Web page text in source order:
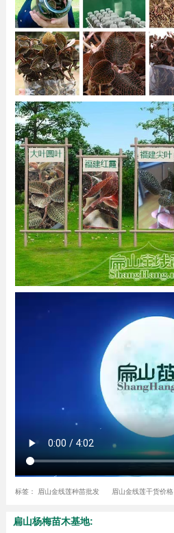
标签： 眉山金线莲种苗批发 眉山金线莲干货价格
扁山杨梅苗木基地: